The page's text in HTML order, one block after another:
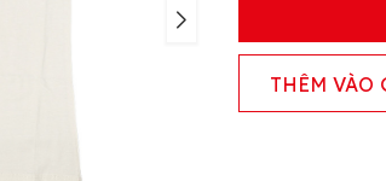
THÊM VÀO